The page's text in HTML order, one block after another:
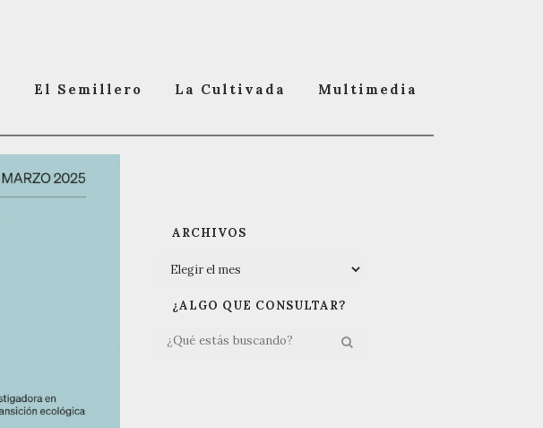
El Semillero La Cultivada Multimedia
ARCHIVOS
¿ALGO QUE CONSULTAR?